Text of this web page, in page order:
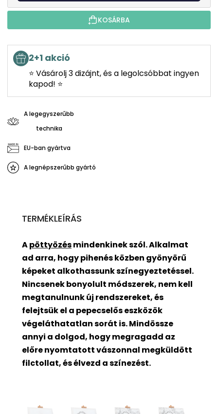
KOSÁRBA
2+1 akció
⭐ Vásárolj 3 dizájnt, és a legolcsóbbat ingyen
kapod! ⭐
A legegyszerűbb
technika
EU-ban gyártva
A legnépszerűbb gyártó
TERMÉKLEÍRÁS
Apöttyözésmindenkinek szól. Alkalmat
ad arra, hogy pihenés közben gyönyörű
képeket alkothassunk színegyeztetéssel.
Nincsenek bonyolult módszerek, nem kell
megtanulnunk új rendszereket, és
felejtsük el a pepecselős eszközök
végeláthatatlan sorát is. Mindössze
annyi a dolgod, hogy megragadd az
előre nyomtatott vászonnal megküldött
filctollat, és élvezd a színezést.